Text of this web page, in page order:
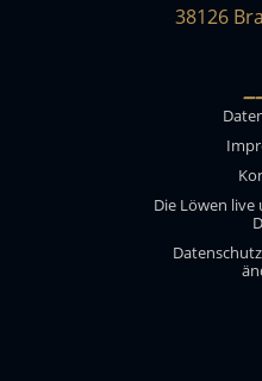
38126
Die Löwen